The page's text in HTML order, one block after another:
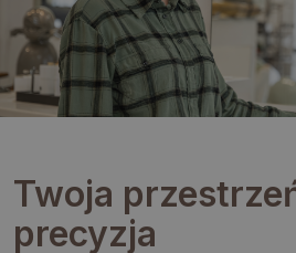
Twoja
precyzja